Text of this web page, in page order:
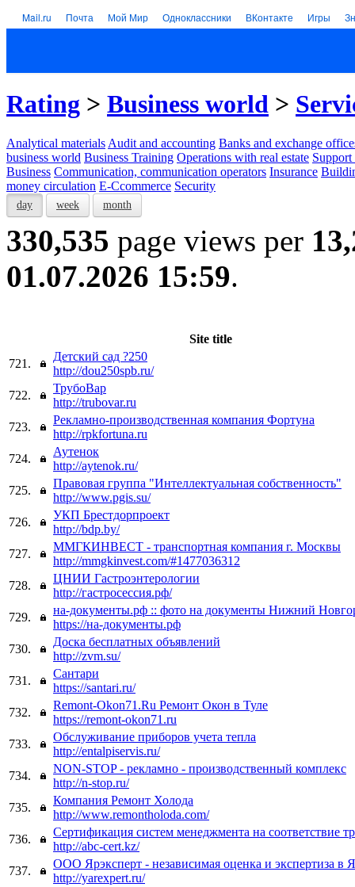
Mail.ru Почта Мой Мир Одноклассники ВКонтакте Игры
Rating > Business world >
Analytical materials Audit and accounting Banks and exchange
business world Business Training Operations with real estate Support
Business Communication, communication operators Insurance
money circulation E-Ccommerce Security
day week month
330,535 page views per
01.07.2026 15:59.
Site title
721.
Детский сад ?250
http://dou250spb.ru/
722.
ТрубоВар
http://trubovar.ru
723.
Рекламно-производственная компания Фортуна
http://rpkfortuna.ru
724.
Аутенок
http://aytenok.ru/
725.
Правовая группа "Интеллектуальная собственность"
http://www.pgis.su/
726.
УКП Брестдорпроект
http://bdp.by/
727.
ММГКИНВЕСТ - транспортная компания г. Москвы
http://mmgkinvest.com/#1477036312
728.
ЦНИИ Гастроэнтерологии
http://гастросессия.рф/
729.
на-документы.рф :: фото на документы Нижний
https://на-документы.рф
730.
Доска бесплатных объявлений
http://zvm.su/
731.
Сантари
https://santari.ru/
732.
Remont-Okon71.Ru Ремонт Окон в Туле
https://remont-okon71.ru
733.
Обслуживание приборов учета тепла
http://entalpiservis.ru/
734.
NON-STOP - рекламно - производственный комплекс
http://n-stop.ru/
735.
Компания Ремонт Холода
http://www.remontholoda.com/
736.
Сертификация систем менеджмента на соответствие
http://abc-cert.kz/
737.
ООО Ярэксперт - независимая оценка и экспертиза в
http://yarexpert.ru/